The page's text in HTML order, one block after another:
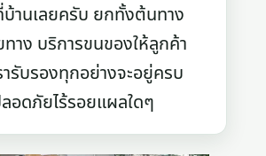
านเลยครับ ยกทั้งต้นทาง
าง บริการขนของให้ลูกค้า
ารับรองทุกอย่างจะอยู่ครบ
อดภัยไร้รอยแผลใดๆ